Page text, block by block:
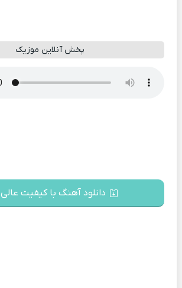
پخش آنلاین موزیک
دانلود آهنگ با کیفیت عالی 320